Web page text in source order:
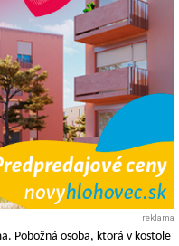
reklama
Pobožná osoba, ktorá v kostole